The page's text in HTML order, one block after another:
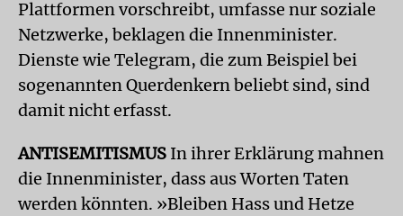
Plattformen vorschreibt, umfasse nur soziale
Netzwerke, beklagen die Innenminister.
Dienste wie Telegram, die zum Beispiel bei
sogenannten Querdenkern beliebt sind, sind
damit nicht erfasst.
ANTISEMITISMUS In ihrer Erklärung mahnen
die Innenminister, dass aus Worten Taten
werden könnten. »Bleiben Hass und Hetze